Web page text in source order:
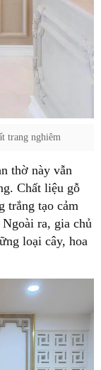
trang nghiêm
thờ này vẫn
Chất liệu gỗ
trắng tạo cảm
ra, gia chủ
loại cây, hoa